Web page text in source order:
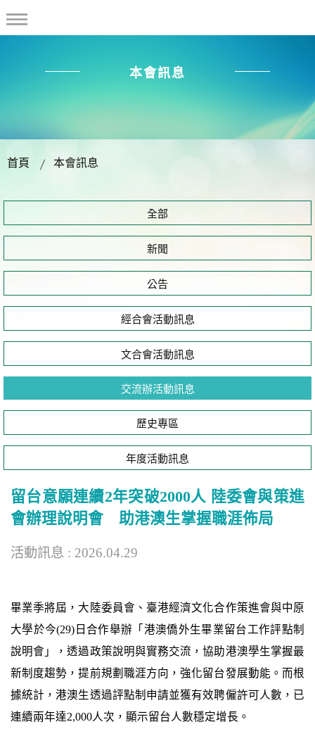
本會訊息
首頁 本會訊息
全部
新聞
公告
經合會活動訊息
文合會活動訊息
交流辦活動訊息
歷史專區
年度活動訊息
留台意願連續2年突破2000人 陸委會與策進
會辦理說明會 助港澳生掌握職涯佈局
活動訊息 : 2026.04.29
畢業季將屆，大陸委員會、臺港經濟文化合作策進會與中原
大學於今(29)日合作舉辦「港澳僑外生畢業留台工作評點制
說明會」，透過政策說明與實務交流，協助港澳學生掌握最
新制度趨勢，提前規劃職涯方向，強化留台發展動能。而根
據統計，港澳生透過評點制申請並獲有效聘僱許可人數，已
連續兩年達2,000人次，顯示留台人數穩定增長。